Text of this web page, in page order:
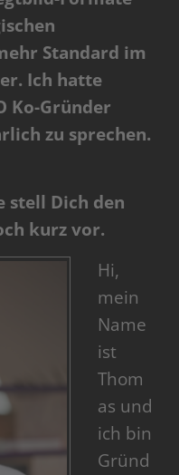
Standard im
Ich hatte
Ko-Gründer
zu sprechen.
stell Dich den
kurz vor.
Hi,
mein
Name
ist
Thom
as und
ich bin
Gründ